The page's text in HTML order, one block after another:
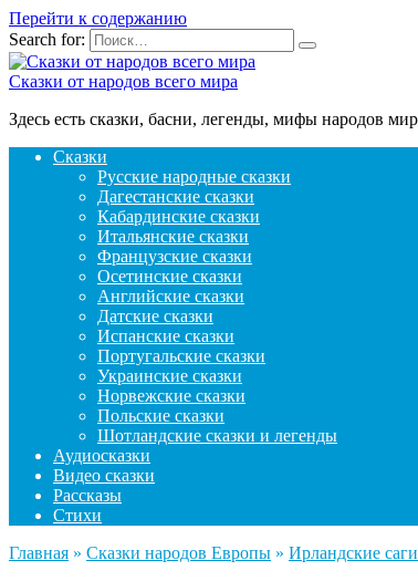
Перейти к содержанию
Search for:
Сказки от народов всего мира
Здесь есть сказки, басни, легенды, мифы народов
Сказки
Русские народные сказки
Дагестанские сказки
Кабардинские сказки
Итальянские сказки
Французские сказки
Осетинские сказки
Английские сказки
Датские сказки
Испанские сказки
Португальские сказки
Украинские сказки
Норвежские сказки
Польские сказки
Шотландские сказки и легенды
Аудиосказки
Видео сказки
Рассказы
Стихи
Главная » Сказки народов Европы » Ирландские